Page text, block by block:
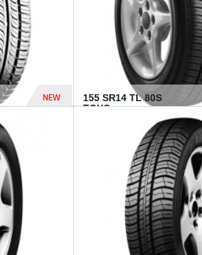
NEW
155 SR14 TL 80S
TOYO...